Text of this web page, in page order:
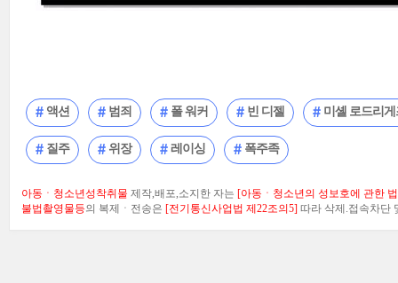
액션 범죄 폴 워커 빈 디젤 미셸 로드리게
질주 위장 레이싱 폭주족
아동ㆍ청소년성착취물 제작,배포,소지한 자는 [아동ㆍ청소년의 성보호에 관한
불법촬영물등의 복제ㆍ전송은 [전기통신사업법 제22조의5] 따라 삭제.접속차단